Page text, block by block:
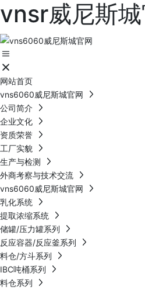
vnsr威尼斯
网站首页
vns6060威尼斯城官网
公司简介
企业文化
资质荣誉
工厂实貌
生产与检测
外商考察与技术交流
vns6060威尼斯城官网
乳化系统
提取浓缩系统
储罐/压力罐系列
反应容器/反应釜系列
料仓/方斗系列
IBC吨桶系列
料仓系列